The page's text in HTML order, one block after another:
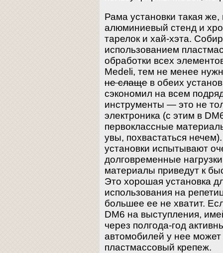
Рама установки такая
алюминиевый стенд и
тарелок и хай-хэта.
использованием
обработки всех
Medeli, тем не менее
не слаще в обеих
сэкономил на всем
инструменты — это не
электроника (с этим в
первоклассные
увы, похвастаться
установки испытывают
долговременные
материалы приведут к
Это хорошая установка
использования на
большее ее не хватит.
DM6 на выступления,
через полгода-год
автомобилей у нее может
пластмассовый крепеж.